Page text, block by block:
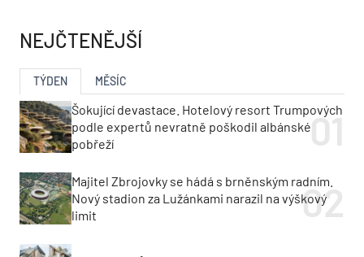
NEJČTENĚJŠÍ
TÝDEN MĚSÍC
Šokující devastace. Hotelový resort Trumpových
podle expertů nevratně poškodil albánské
pobřeží
Majitel Zbrojovky se hádá s brněnským radním.
Nový stadion za Lužánkami narazil na výškový
limit